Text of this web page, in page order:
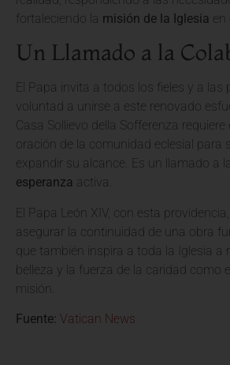
fortaleciendo la misión de la Iglesia en
Un Llamado a la
El Papa invita a todos los fieles y a las
voluntad a unirse a este renovado
Casa Sollievo della Sofferenza requiere
oración de la comunidad eclesial para
expandir su alcance. Es un llamado a la
esperanza activa.
El Papa León XIV, con esta
asegurar la continuidad de una obra
que también inspira a toda la Iglesia a
belleza y la fuerza de la caridad como
misión.
Fuente: Vatican News